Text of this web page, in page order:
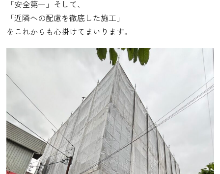
「安全第一」 そして、
「近隣への配慮を徹底した施工」
をこれからも心掛けてまいります。